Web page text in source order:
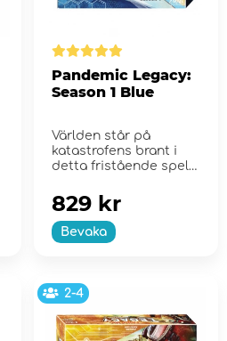
Pandemic Legacy:
Season 1 Blue
Världen står på
katastrofens brant i
detta fristående spel i
Bevaka
829 kr
2-4